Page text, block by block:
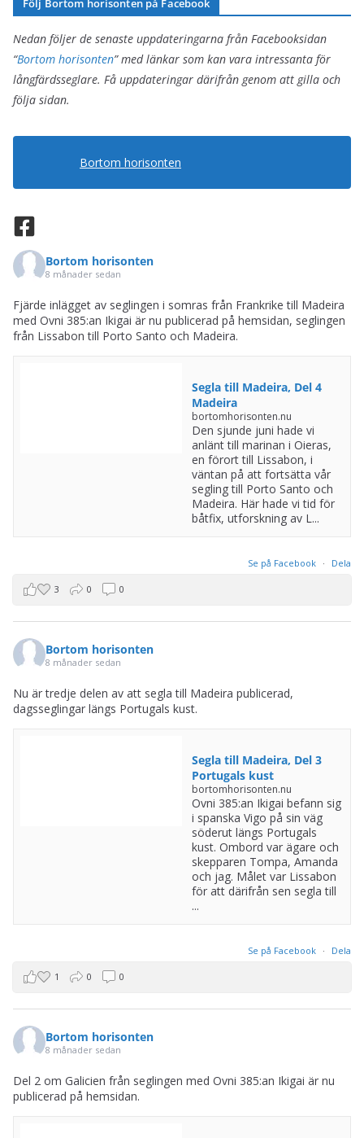
r
Följ Bortom horisonten på Facebook
Nedan följer de senaste uppdateringarna från Facebooksidan
“Bortom horisonten” med länkar som kan vara intressanta för
långfärdsseglare. Få uppdateringar därifrån genom att gilla och
följa sidan.
Bortom horisonten
Bortom horisonten
8 månader sedan
Fjärde inlägget av seglingen i somras från Frankrike till Madeira
med Ovni 385:an Ikigai är nu publicerad på hemsidan, seglingen
från Lissabon till Porto Santo och Madeira.
Segla till Madeira, Del 4
Madeira
bortomhorisonten.nu
Den sjunde juni hade vi
anlänt till marinan i Oieras,
en förort till Lissabon, i
väntan på att fortsätta vår
segling till Porto Santo och
Madeira. Här hade vi tid för
båtfix, utforskning av L...
Se på Facebook · Dela
3 0 0
Bortom horisonten
8 månader sedan
Nu är tredje delen av att segla till Madeira publicerad,
dagsseglingar längs Portugals kust.
Segla till Madeira, Del 3
Portugals kust
bortomhorisonten.nu
Ovni 385:an Ikigai befann sig
i spanska Vigo på sin väg
söderut längs Portugals
kust. Ombord var ägare och
skepparen Tompa, Amanda
och jag. Målet var Lissabon
för att därifrån sen segla till
...
Se på Facebook · Dela
1 0 0
Bortom horisonten
8 månader sedan
Del 2 om Galicien från seglingen med Ovni 385:an Ikigai är nu
publicerad på hemsidan.